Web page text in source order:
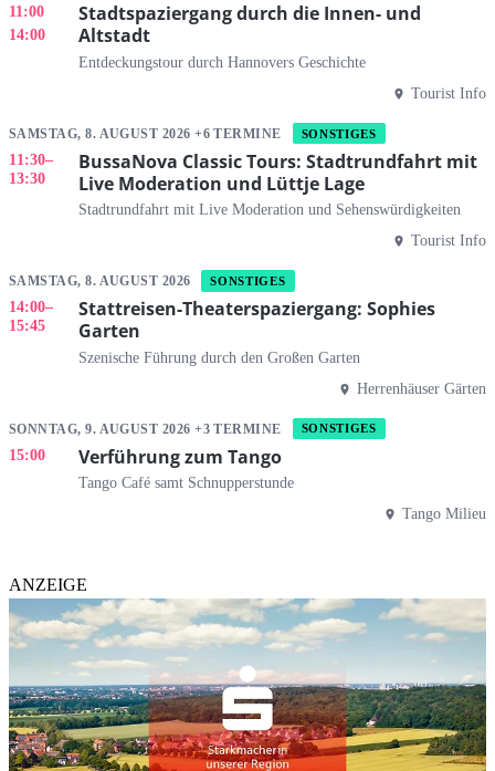
11:00
14:00
Stadtspaziergang durch die Innen- und
Altstadt
Entdeckungstour durch Hannovers Geschichte
Tourist Info
SAMSTAG, 8. AUGUST 2026 +6 TERMINE SONSTIGES
11:30–
13:30
BussaNova Classic Tours: Stadtrundfahrt mit
Live Moderation und Lüttje Lage
Stadtrundfahrt mit Live Moderation und Sehenswürdigkeiten
Tourist Info
SAMSTAG, 8. AUGUST 2026 SONSTIGES
14:00–
15:45
Stattreisen-Theaterspaziergang: Sophies
Garten
Szenische Führung durch den Großen Garten
Herrenhäuser Gärten
SONNTAG, 9. AUGUST 2026 +3 TERMINE SONSTIGES
15:00 Verführung zum Tango
Tango Café samt Schnupperstunde
Tango Milieu
ANZEIGE